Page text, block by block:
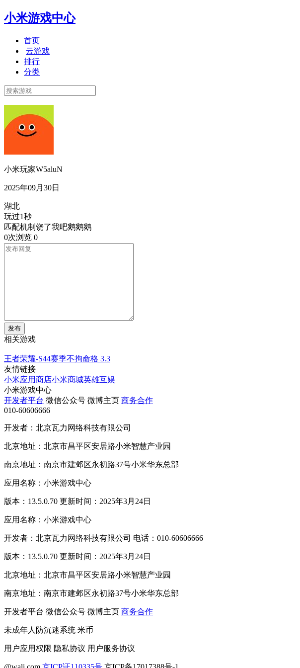
小米游戏中心
首页
云游戏
排行
分类
小米玩家W5aluN
2025年09月30日
湖北
玩过1秒
匹配机制饶了我吧鹅鹅鹅
0次浏览 0
发布
相关游戏
王者荣耀-S44赛季不拘命格 3.3
友情链接
小米应用商店小米商城英雄互娱
小米游戏中心
开发者平台 微信公众号 微博主页 商务合作
010-60606666
开发者：北京瓦力网络科技有限公司
北京地址：北京市昌平区安居路小米智慧产业园
南京地址：南京市建邺区永初路37号小米华东总部
应用名称：小米游戏中心
版本：13.5.0.70 更新时间：2025年3月24日
应用名称：小米游戏中心
开发者：北京瓦力网络科技有限公司 电话：010-60606666
版本：13.5.0.70 更新时间：2025年3月24日
北京地址：北京市昌平区安居路小米智慧产业园
南京地址：南京市建邺区永初路37号小米华东总部
开发者平台 微信公众号 微博主页 商务合作
未成年人防沉迷系统 米币
用户应用权限 隐私协议 用户服务协议